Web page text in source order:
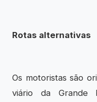
Rotas alternativas
Os motoristas são
viário da Grande